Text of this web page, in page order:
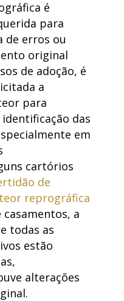
é
para
de erros ou
original
de adoção, é
a
para
das
em
cartórios
de
reprográfica
casamentos, a
todas as
estão
alterações